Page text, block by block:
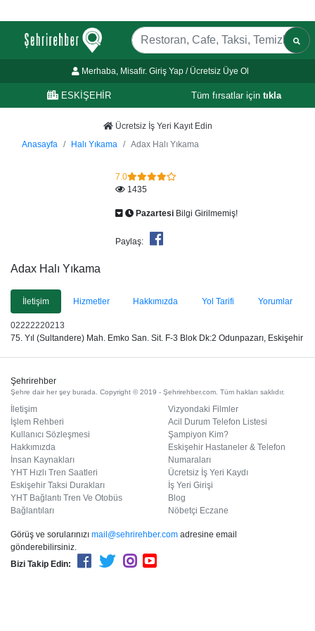
Merhaba, Misafir. Giriş Yap / Ücretsiz Üye Ol
ESKİŞEHİR Tüm fırsatlar için tıkla
Ücretsiz İş Yeri Kayıt Edin
Anasayfa
Halı Yıkama Adax Halı Yıkama
7.0
1435
Pazartesi Bilgi Girilmemiş!
Paylaş:
Adax Halı Yıkama
İletişim Hizmetler Hakkımızda Yol Tarifi Yorumlar
02222220213
75. Yıl (Sultandere) Mah. Emko San. Sit. F-3 Blok Dk:2 Odunpazarı, Eskişehir
Şehrirehber
Şehre dair her şey burada. Copyright © 2019 - Şehrirehber.com. Tüm hakları saklıdır.
İletişim
İşlem Rehberi
Kullanıcı Sözleşmesi
Hakkımızda
İnsan Kaynakları
YHT Hızlı Tren Saatleri
Eskişehir Taksi Durakları
YHT Bağlantı Tren Ve Otobüs
Bağlantıları
Vizyondaki Filmler
Acil Durum Telefon Listesi
Şampiyon Kim?
Eskişehir Hastaneler & Telefon
Numaraları
Ücretsiz İş Yeri Kaydı
İş Yeri Girişi
Blog
Nöbetçi Eczane
Görüş ve sorularınızı mail@sehrirehber.com adresine email
gönderebilirsiniz.
Bizi Takip Edin: